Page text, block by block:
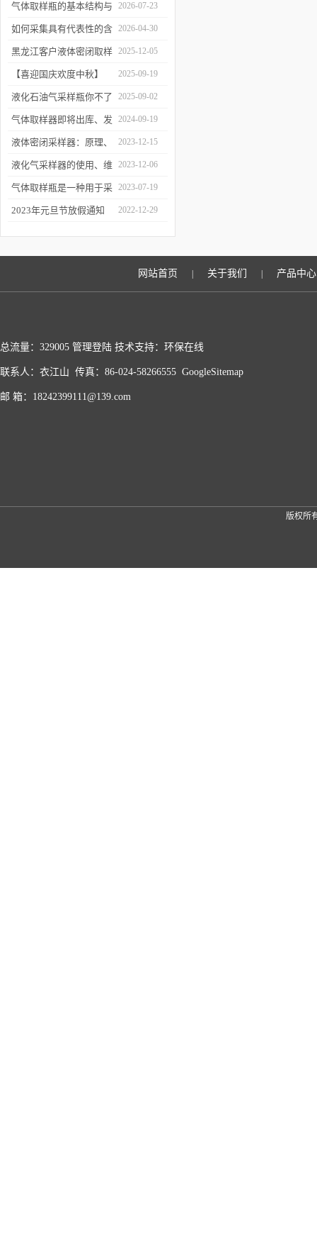
气体取样瓶的基本结构与
工作逻辑是什么？
2026-07-23
如何采集具有代表性的含
油水样？——石油类采水
器原理与使用
2026-04-30
黑龙江客户液体密闭取样
器项目顺利交付
2025-12-05
【喜迎国庆欢度中秋】
2025年国庆中秋放假通知
2025-09-19
液化石油气采样瓶你不了
解的知识！
2025-09-02
气体取样器即将出库、发
货！
2024-09-19
液体密闭采样器：原理、
应用和优势
2023-12-15
液化气采样器的使用、维
护与优化
2023-12-06
气体取样瓶是一种用于采
集、贮存和分析气体样品
2023-07-19
2023年元旦节放假通知 2022-12-29
网站首页 关于我们 产品中心
总流量：329005 管理登陆 技术支持： 环保在线
联系人：衣江山 传真：86-024-58266555 GoogleSitemap
邮 箱：18242399111@139.com
版权所